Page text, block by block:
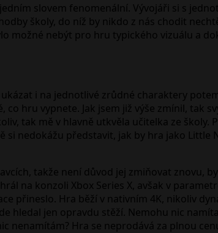
slovem fenomenální. Vývojáři si s
školy, do níž by nikdo z nás chodit
možné nebýt pro hru typického vizuálu a
i na jednotlivé zrůdné charaktery
hru vypnete. Jak jsem již výše zmínil, tak
tak mě v hlavně utkvěla učitelka ze
si nedokážu představit, jak by hra jako
takže není důvod jej zmiňovat znovu,
na konzoli Xbox Series X, avšak v
přineslo. Hra běží v nativním 4K, nikoliv
hledal jen opravdu stěží. Nemohu nic
Hra se neprodává za plnou